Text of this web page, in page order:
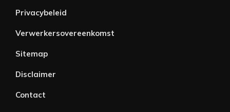
Privacybeleid
Verwerkersovereenkomst
Sitemap
Disclaimer
Contact